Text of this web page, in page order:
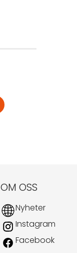
OM OSS
Nyheter
Instagram
Facebook